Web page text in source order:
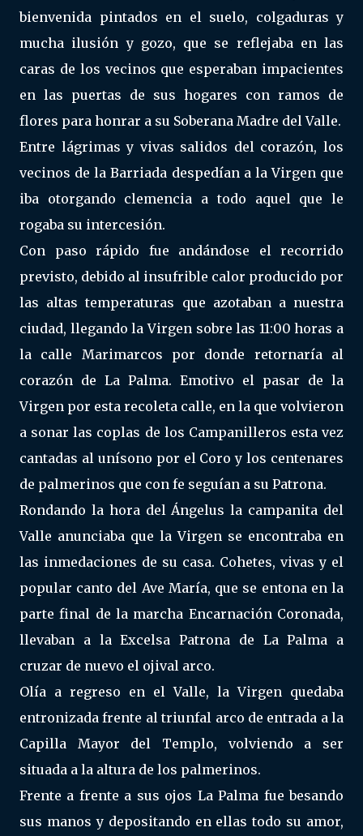
bienvenida pintados en el suelo, colgaduras y
mucha ilusión y gozo, que se reflejaba en las
caras de los vecinos que esperaban impacientes
en las puertas de sus hogares con ramos de
flores para honrar a su Soberana Madre del Valle.
Entre lágrimas y vivas salidos del corazón, los
vecinos de la Barriada despedían a la Virgen que
iba otorgando clemencia a todo aquel que le
rogaba su intercesión.
Con paso rápido fue andándose el recorrido
previsto, debido al insufrible calor producido por
las altas temperaturas que azotaban a nuestra
ciudad, llegando la Virgen sobre las 11:00 horas a
la calle Marimarcos por donde retornaría al
corazón de La Palma. Emotivo el pasar de la
Virgen por esta recoleta calle, en la que volvieron
a sonar las coplas de los Campanilleros esta vez
cantadas al unísono por el Coro y los centenares
de palmerinos que con fe seguían a su Patrona.
Rondando la hora del Ángelus la campanita del
Valle anunciaba que la Virgen se encontraba en
las inmedaciones de su casa. Cohetes, vivas y el
popular canto del Ave María, que se entona en la
parte final de la marcha Encarnación Coronada,
llevaban a la Excelsa Patrona de La Palma a
cruzar de nuevo el ojival arco.
Olía a regreso en el Valle, la Virgen quedaba
entronizada frente al triunfal arco de entrada a la
Capilla Mayor del Templo, volviendo a ser
situada a la altura de los palmerinos.
Frente a frente a sus ojos La Palma fue besando
sus manos y depositando en ellas todo su amor,